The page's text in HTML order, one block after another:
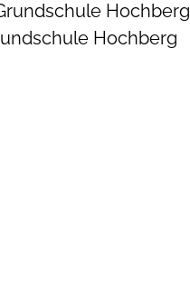
Hochberg
Hochberg